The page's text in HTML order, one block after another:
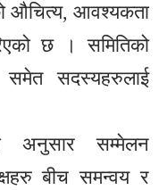
औचित्य, आवश्यकता
छ । समितिको
समेत सदस्यहरुलाई
अनुसार सम्मेलन
बीच समन्वय र